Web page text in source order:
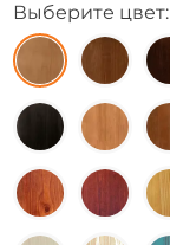
Выберите цвет: